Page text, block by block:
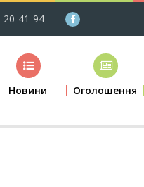
20-41-94
Новини Оголошення